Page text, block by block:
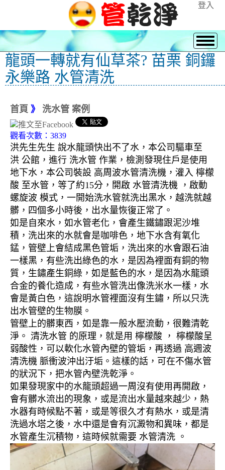
登入
龍頭一轉就有仙草茶? 苗栗 銅鑼
永樂路 水管清洗
首頁 》 洗水管 案例
觀看次數：3839
洪先生先生 說水龍頭快出不了水，本公司驅車至
洪 公館，進行 洗水管 作業，檢測發現住戶是使用
地下水，本公司裝設 高周波水管清洗機，灌入 檸檬
酸 至水管，等了約15分，開啟 水管清洗機 ，啟動
螺旋波 模式，一開始洗水管就洗出黑水，越洗就越
髒，四個多小時後，出水量恢復正常了。
如是自來水，如水管老化，會產生鐵鏽跟泥沙堆
積，洗出來的水就會是咖啡色，地下水含有氧化
錳，管壁上會結成黑色管垢，洗出來的水會跟石油
一樣黑，有些洗出綠色的水，是因為裡面有銅的物
質，生鏽產生銅綠，如是藍色的水，是因為水龍頭
合金的養化造成，有些水管洗出像洗米水一樣，水
會是黃白色，這說明水管裡面沒有生鏽，所以只洗
出水管壁的生物膜。
管壁上的髒東西，如是靠一般水壓流動，很難清乾
淨。 清洗水管 的原理，就是用 檸檬酸 ， 檸檬酸呈
弱酸性，可以軟化水管內壁的管垢，再透過 高週波
清洗機 脈衝波沖出汙垢。這樣的話，可在不傷水管
的狀況下，把水管內壁洗乾淨。
如果發現家中的水龍頭超過一周沒有使用再開啟，
會有髒水流出的現象，或是流出水量越來越少，熱
水器有時候點不著，或是等很久才有熱水，或是清
洗過水塔之後，水中還是會有沉澱物和異味，都是
水管產生沉積物，這時候就需要 水管清洗 。